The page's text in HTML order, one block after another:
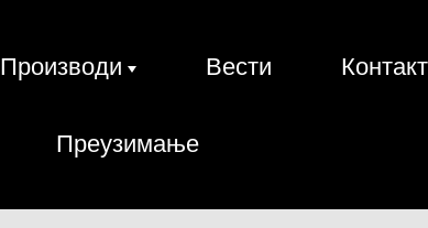
Производи Вести
Преузимање